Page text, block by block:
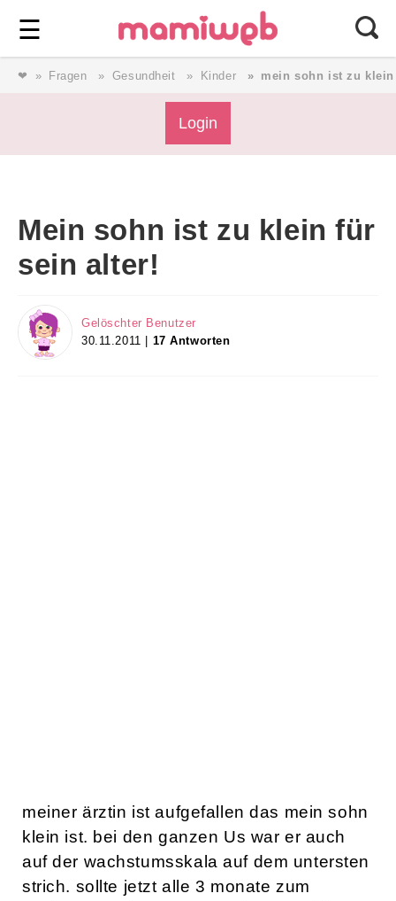
☰ ⎯ Wir lieben Familie ⎯
❤ Fragen Gesundheit Kinder mein sohn ist zu
Login
Mein sohn ist zu klein für
sein alter!
Gelöschter Benutzer
30.11.2011 | 17 Antworten
meiner ärztin ist aufgefallen das mein sohn
klein ist. bei den ganzen Us war er auch
auf der wachstumsskala auf dem untersten
strich. sollte jetzt alle 3 monate zum
Forum
Service
AGB & Impressum